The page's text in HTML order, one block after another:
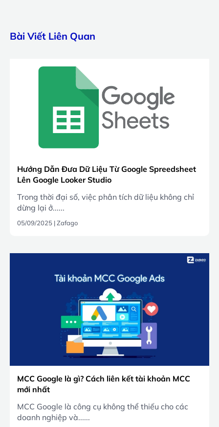
Bài Viết Liên Quan
Hướng Dẫn Đưa Dữ Liệu Từ Google Spreedsheet
Lên Google Looker Studio
Trong thời đại số, việc phân tích dữ liệu không chỉ
dừng lại ở......
05/09/2025 |Zafago
MCC Google là gì? Cách liên kết tài khoản MCC
mới nhất
MCC Google là công cụ không thể thiếu cho các
doanh nghiệp và......